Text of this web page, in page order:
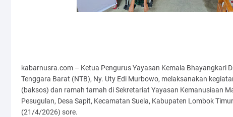
kabarnusra.com – Ketua Pengurus Yayasan Kemala Bhayangkari
Tenggara Barat (NTB), Ny. Uty Edi Murbowo, melaksanakan
(baksos) dan ramah tamah di Sekretariat Yayasan Kemanusiaan
Pesugulan, Desa Sapit, Kecamatan Suela, Kabupaten Lombok
(21/4/2026) sore.